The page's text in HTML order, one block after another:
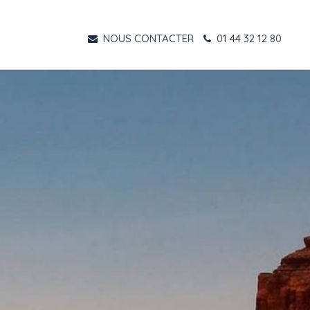
NOUS CONTACTER 01 44 32 12 80